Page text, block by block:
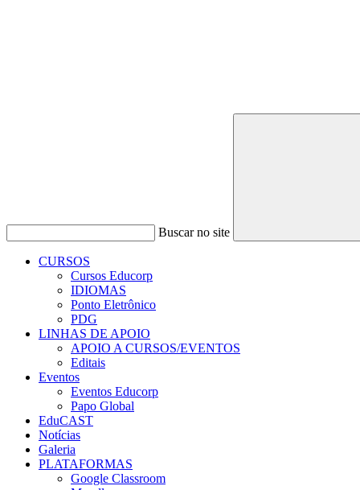
Buscar no site
CURSOS
Cursos Educorp
IDIOMAS
Ponto Eletrônico
PDG
LINHAS DE APOIO
APOIO A CURSOS/EVENTOS
Editais
Eventos
Eventos Educorp
Papo Global
EduCAST
Notícias
Galeria
PLATAFORMAS
Google Classroom